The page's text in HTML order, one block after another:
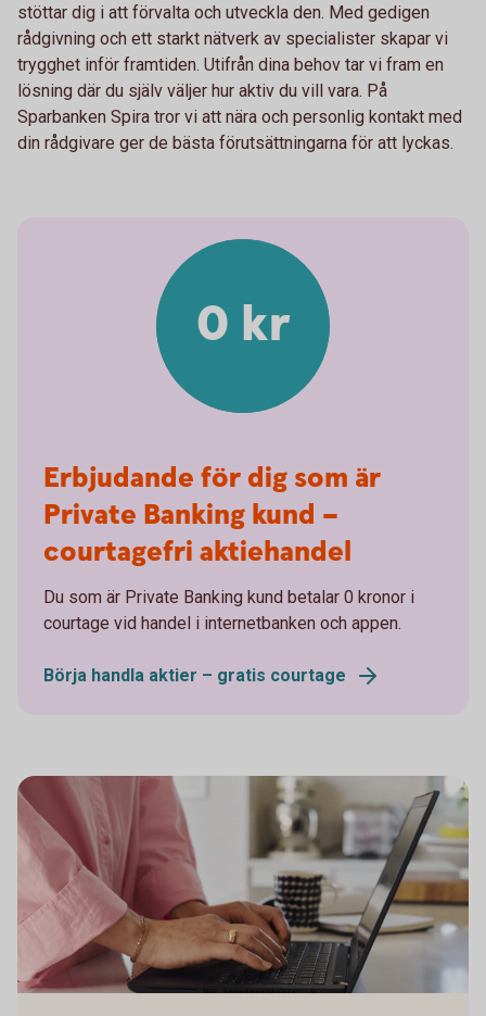
stöttar dig i att förvalta och utveckla den. Med gedigen
rådgivning och ett starkt nätverk av specialister skapar vi
trygghet inför framtiden. Utifrån dina behov tar vi fram en
lösning där du själv väljer hur aktiv du vill vara. På
Sparbanken Spira tror vi att nära och personlig kontakt med
din rådgivare ger de bästa förutsättningarna för att lyckas.
Erbjudande för dig som är
Private Banking kund –
courtagefri aktiehandel
Du som är Private Banking kund betalar 0 kronor i
courtage vid handel i internetbanken och appen.
Börja handla aktier – gratis courtage
0 kr